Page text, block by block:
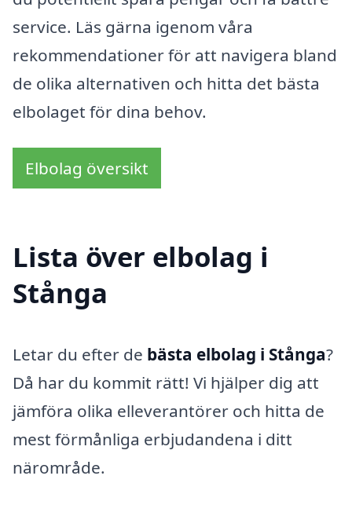
service. Läs gärna igenom våra
rekommendationer för att navigera bland
de olika alternativen och hitta det bästa
elbolaget för dina behov.
Elbolag översikt
Lista över elbolag i
Stånga
Letar du efter de bästa elbolag i Stånga?
Då har du kommit rätt! Vi hjälper dig att
jämföra olika elleverantörer och hitta de
mest förmånliga erbjudandena i ditt
närområde.